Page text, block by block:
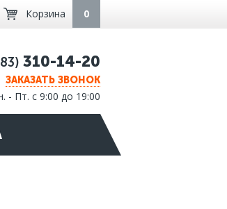
Корзина 0
310-14-20
ЗАКАЗАТЬ ЗВОНОК
- Пт. с 9:00 до 19:00